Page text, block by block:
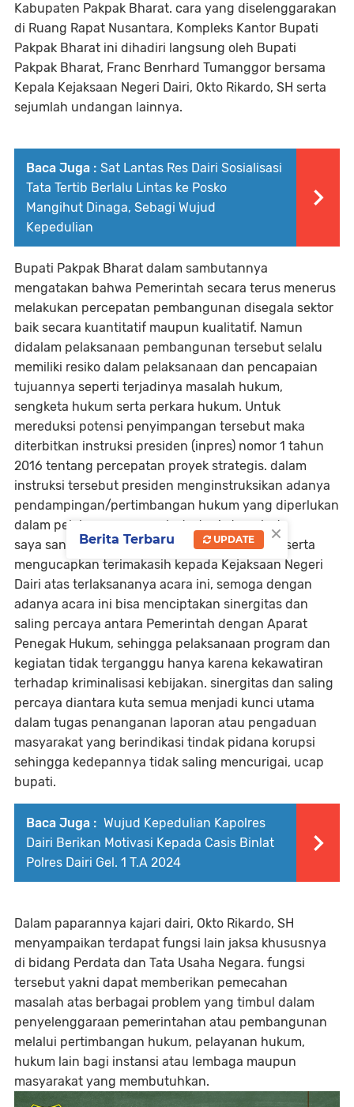
Kabupaten Pakpak Bharat. cara yang diselenggarakan
di Ruang Rapat Nusantara, Kompleks Kantor Bupati
Pakpak Bharat ini dihadiri langsung oleh Bupati
Pakpak Bharat, Franc Benrhard Tumanggor bersama
Kepala Kejaksaan Negeri Dairi, Okto Rikardo, SH serta
sejumlah undangan lainnya.
Baca Juga : Sat Lantas Res Dairi Sosialisasi
Tata Tertib Berlalu Lintas ke Posko
Mangihut Dinaga, Sebagi Wujud
Kepedulian
Bupati Pakpak Bharat dalam sambutannya
mengatakan bahwa Pemerintah secara terus menerus
melakukan percepatan pembangunan disegala sektor
baik secara kuantitatif maupun kualitatif. Namun
didalam pelaksanaan pembangunan tersebut selalu
memiliki resiko dalam pelaksanaan dan pencapaian
tujuannya seperti terjadinya masalah hukum,
sengketa hukum serta perkara hukum. Untuk
mereduksi potensi penyimpangan tersebut maka
diterbitkan instruksi presiden (inpres) nomor 1 tahun
2016 tentang percepatan proyek strategis. dalam
instruksi tersebut presiden menginstruksikan adanya
pendampingan/pertimbangan hukum yang diperlukan
dalam pelaksanaan proyek strategis tersebut.
saya sangat mengapresiasi, menyambut baik serta
mengucapkan terimakasih kepada Kejaksaan Negeri
Dairi atas terlaksananya acara ini, semoga dengan
adanya acara ini bisa menciptakan sinergitas dan
saling percaya antara Pemerintah dengan Aparat
Penegak Hukum, sehingga pelaksanaan program dan
kegiatan tidak terganggu hanya karena kekawatiran
terhadap kriminalisasi kebijakan. sinergitas dan saling
percaya diantara kuta semua menjadi kunci utama
dalam tugas penanganan laporan atau pengaduan
masyarakat yang berindikasi tindak pidana korupsi
sehingga kedepannya tidak saling mencurigai, ucap
bupati.
Baca Juga : Wujud Kepedulian Kapolres
Dairi Berikan Motivasi Kepada Casis Binlat
Polres Dairi Gel. 1 T.A 2024
Dalam paparannya kajari dairi, Okto Rikardo, SH
menyampaikan terdapat fungsi lain jaksa khususnya
di bidang Perdata dan Tata Usaha Negara. fungsi
tersebut yakni dapat memberikan pemecahan
masalah atas berbagai problem yang timbul dalam
penyelenggaraan pemerintahan atau pembangunan
melalui pertimbangan hukum, pelayanan hukum,
hukum lain bagi instansi atau lembaga maupun
masyarakat yang membutuhkan.
×
Berita Terbaru UPDATE